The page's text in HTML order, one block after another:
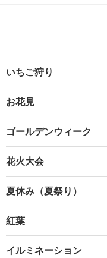
いちご狩り
お花見
ゴールデンウィーク
花火大会
夏休み（夏祭り）
紅葉
イルミネーション